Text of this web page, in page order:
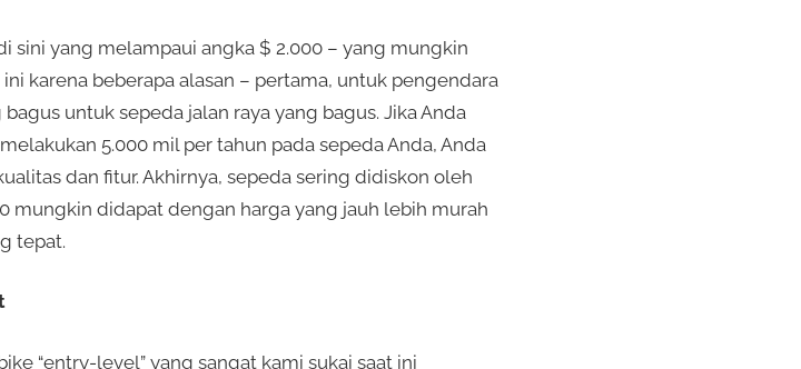
sini yang melampaui angka $ 2.000 – yang mungkin
karena beberapa alasan – pertama, untuk pengendara
untuk sepeda jalan raya yang bagus. Jika Anda
5.000 mil per tahun pada sepeda Anda, Anda
dan fitur. Akhirnya, sepeda sering didiskon oleh
mungkin didapat dengan harga yang jauh lebih murah
tepat.
“entry-level” yang sangat kami sukai saat ini